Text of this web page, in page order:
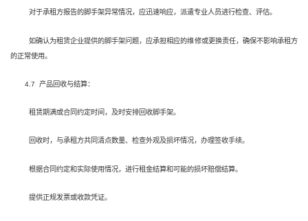
对于承租方报告的脚手架异常情况，应迅速响应，派遣专业人员进行检查、评估。
如确认为租赁企业提供的脚手架问题，应承担相应的维修或更换责任，确保不影响承租方
的正常使用。
4.7 产品回收与结算：
租赁期满或合同约定时间，及时安排回收脚手架。
回收时，与承租方共同清点数量、检查外观及损坏情况，办理签收手续。
根据合同约定和实际使用情况，进行租金结算和可能的损坏赔偿结算。
提供正规发票或收款凭证。